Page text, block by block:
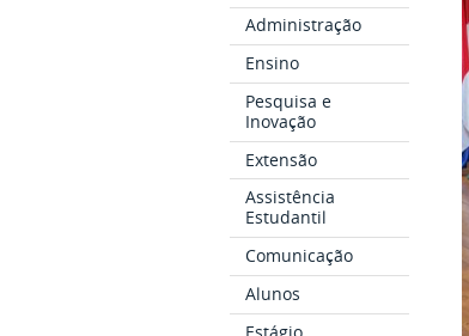
Administração
Ensino
Pesquisa e
Inovação
Extensão
Assistência
Estudantil
Comunicação
Alunos
Estágio